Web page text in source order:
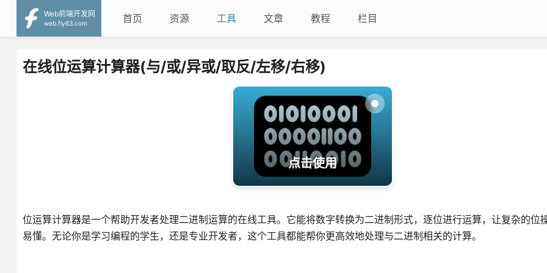
Web前端开发网
web.fly63.com
首页 资源 工具 文章 教程 栏目
在线位运算计算器(与/或/异或/取反/左移/右移)
点击使用
位运算计算器是一个帮助开发者处理二进制运算的在线工具。它能将数字转换为二进制形式，逐位进行运算，让复杂的位
易懂。无论你是学习编程的学生，还是专业开发者，这个工具都能帮你更高效地处理与二进制相关的计算。